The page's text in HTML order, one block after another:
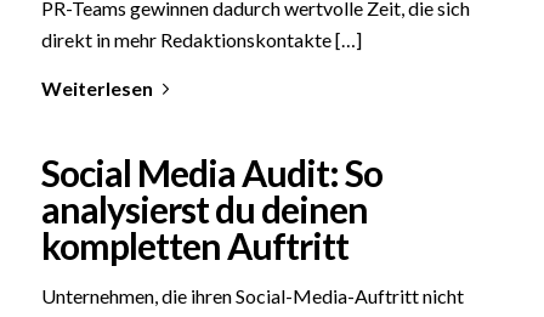
PR-Teams gewinnen dadurch wertvolle Zeit, die sich
direkt in mehr Redaktionskontakte […]
Weiterlesen
Social Media Audit: So
analysierst du deinen
kompletten Auftritt
Unternehmen, die ihren Social-Media-Auftritt nicht